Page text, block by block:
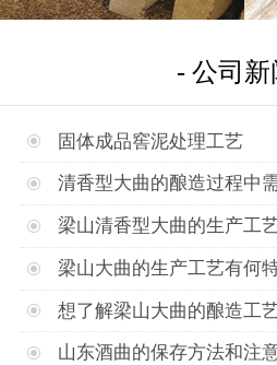
- 公司新
固体成品窖泥处理工艺
清香型大曲的酿造过程中
梁山清香型大曲的生产工
梁山大曲的生产工艺有何
想了解梁山大曲的酿造工
山东酒曲的保存方法和注